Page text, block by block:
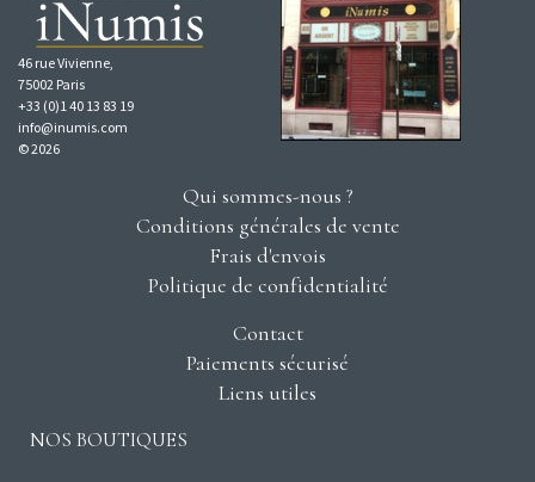
46 rue Vivienne,
75002 Paris
+33 (0)1 40 13 83 19
info@inumis.com
© 2026
Qui sommes-nous ?
Conditions générales de vente
Frais d'envois
Politique de confidentialité
Contact
Paiements sécurisé
Liens utiles
NOS BOUTIQUES